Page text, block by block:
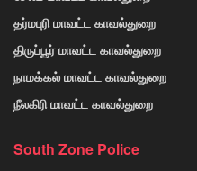
தர்மபுரி மாவட்ட காவல்துறை
திருப்பூர் மாவட்ட காவல்துறை
நாமக்கல் மாவட்ட காவல்துறை
நீலகிரி மாவட்ட காவல்துறை
South Zone Police